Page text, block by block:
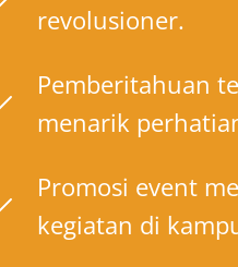
revolusioner.
Pemberitahuan
menarik
Promosi event
kegiatan di